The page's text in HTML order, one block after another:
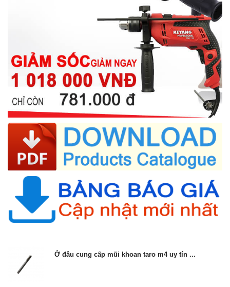
Ở đâu cung cấp mũi khoan taro m4 uy tín ...